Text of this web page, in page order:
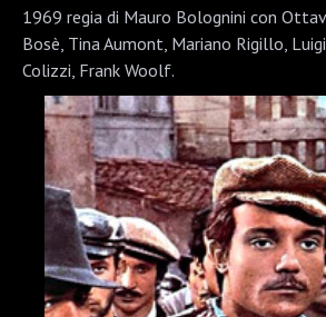
1969 regia di Mauro Bolognini con
Bosè, Tina Aumont, Mariano Rigillo,
Colizzi, Frank Woolf.